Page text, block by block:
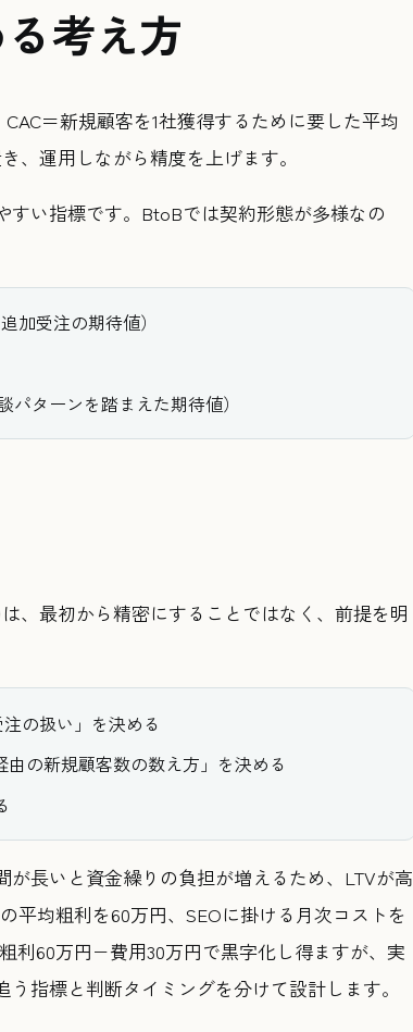
考え方
＝新規顧客を1社獲得するために要した平均
、運用しながら精度を上げます。
い指標です。BtoBでは契約形態が多様なの
加受注の期待値）
ターンを踏まえた期待値）
、最初から精密にすることではなく、前提を明
の扱い」を決める
の新規顧客数の数え方」を決める
長いと資金繰りの負担が増えるため、LTVが高
平均粗利を60万円、SEOに掛ける月次コストを
利60万円−費用30万円で黒字化し得ますが、実
指標と判断タイミングを分けて設計します。